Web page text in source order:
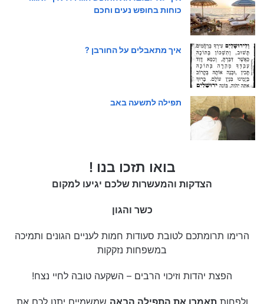
כוחות בחופש נעים וחכם
איך מתאבלים על החורבן ?
תפילה לתשעה באב
בואו תזכו בנו !
הצדקות והמעשרות שלכם יגיעו למקום
כשר והגון
הרימו תרומתכם לטובת סעודות חמות לעניים הגונים ותמיכה
במשפחות נזקקות
הפצת יהדות וזיכוי הרבים – השקעה טובה לחיי נצח!